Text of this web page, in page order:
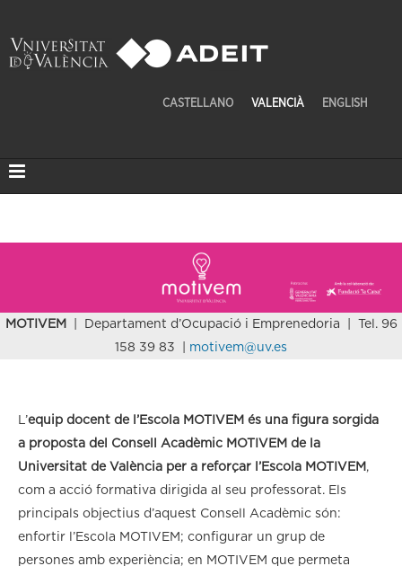
CASTELLANO VALENCIÀ ENGLISH
MOTIVEM
| Departament d’Ocupació i Emprenedoria | Tel. 96
158 39 83 | motivem@uv.es
L’equip docent de l’Escola MOTIVEM és una figura sorgida
a proposta del Consell Acadèmic MOTIVEM de la
Universitat de València per a reforçar l’Escola MOTIVEM ,
com a acció formativa dirigida al seu professorat. Els
principals objectius d’aquest Consell Acadèmic són:
enfortir l’Escola MOTIVEM; configurar un grup de
persones amb experiència; en MOTIVEM que permeta